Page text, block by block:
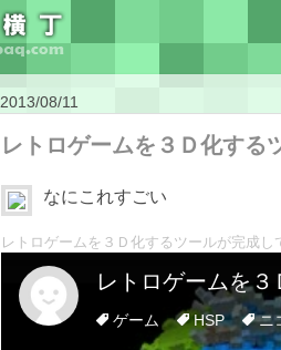
2013/08/11
レトロゲームを３Ｄ化する
なにこれすごい
レトロゲームを３Ｄ化するツールが完成し